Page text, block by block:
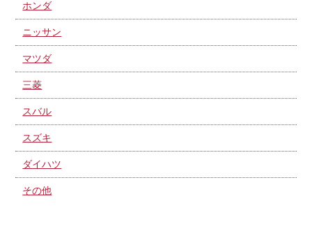
ホンダ
ニッサン
マツダ
三菱
スバル
スズキ
ダイハツ
その他